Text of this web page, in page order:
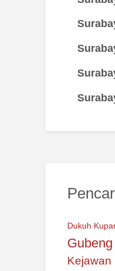
Dukuh
Gubeng
Kejawan